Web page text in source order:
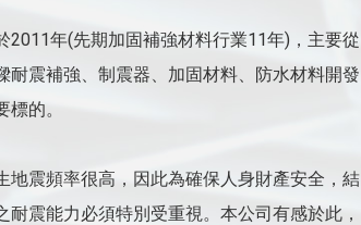
2011年(先期加固補強材料行業11年)，主要從
耐震補強、制震器、加固材料、防水材料開發
標的。
地震頻率很高，因此為確保人身財產安全，結
耐震能力必須特別受重視。本公司有感於此，